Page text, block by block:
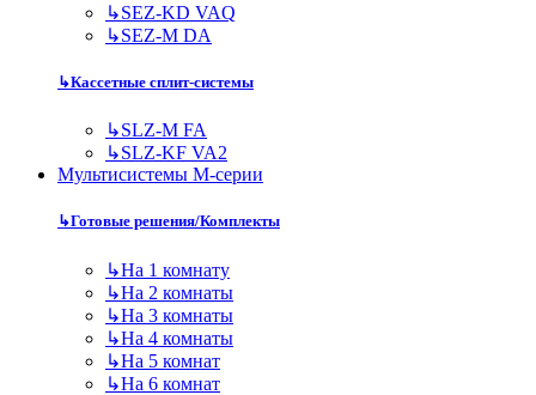
↳SEZ-KD VAQ
↳SEZ-M DA
↳Кассетные сплит-системы
↳SLZ-M FA
↳SLZ-KF VA2
Мультисистемы M-серии
↳Готовые решения/Комплекты
↳На 1 комнату
↳На 2 комнаты
↳На 3 комнаты
↳На 4 комнаты
↳На 5 комнат
↳На 6 комнат